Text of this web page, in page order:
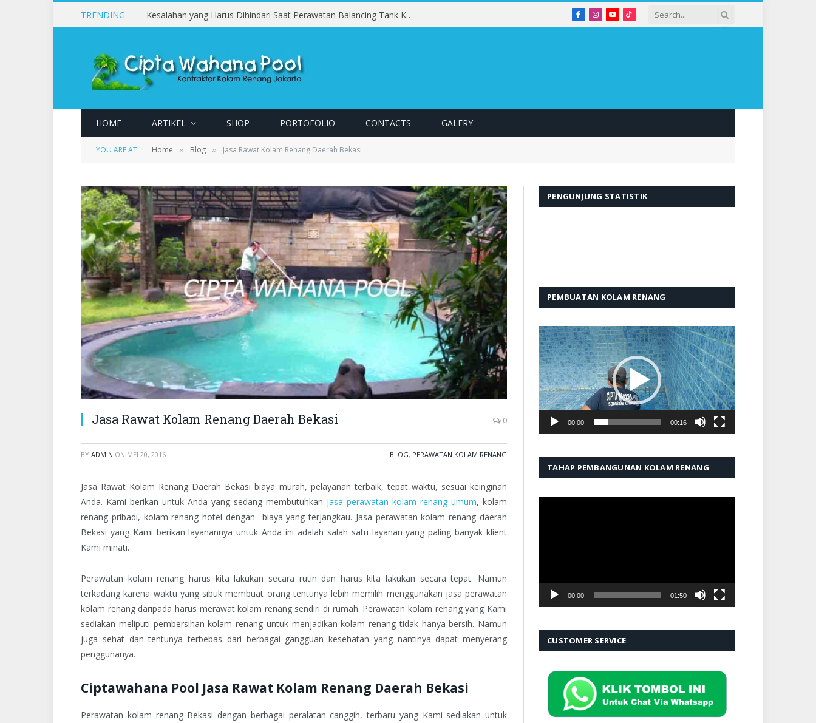
TRENDING Kesalahan yang Harus Dihindari Saat Perawatan Balancing Tank Kolam Renang Facebook
Instagram
YouTubeTikTok
HOME ARTIKEL SHOP PORTOFOLIO CONTACTS GALERY
YOU ARE AT: Home » Blog » Jasa Rawat Kolam Renang Daerah Bekasi
Jasa Rawat Kolam Renang Daerah Bekasi 0
BY ADMIN ON MEI 20, 2016 BLOG, PERAWATAN KOLAM RENANG
Jasa Rawat Kolam Renang Daerah Bekasi biaya murah, pelayanan terbaik, tepat waktu, sesuai keinginan
Anda. Kami berikan untuk Anda yang sedang membutuhkan jasa perawatan kolam renang umum, kolam
renang pribadi, kolam renang hotel dengan biaya yang terjangkau. Jasa perawatan kolam renang daerah
Bekasi yang Kami berikan layanannya untuk Anda ini adalah salah satu layanan yang paling banyak klient
Kami minati.
Perawatan kolam renang harus kita lakukan secara rutin dan harus kita lakukan secara tepat. Namun
terkadang karena waktu yang sibuk membuat orang tentunya lebih memilih menggunakan jasa perawatan
kolam renang daripada harus merawat kolam renang sendiri di rumah. Perawatan kolam renang yang Kami
sediakan meliputi pembersihan kolam renang untuk menjadikan kolam renang tidak hanya bersih. Namun
juga sehat dan tentunya terbebas dari berbagai gangguan kesehatan yang nantinya dapat menyerang
penggunanya.
Ciptawahana Pool Jasa Rawat Kolam Renang Daerah Bekasi
Perawatan kolam renang Bekasi dengan berbagai peralatan canggih, terbaru yang Kami sediakan untuk
PENGUNJUNG STATISTIK
PEMBUATAN KOLAM RENANG
Pemutar
Video
00:00 00:16
TAHAP PEMBANGUNAN KOLAM RENANG
00:00 01:50
CUSTOMER SERVICE